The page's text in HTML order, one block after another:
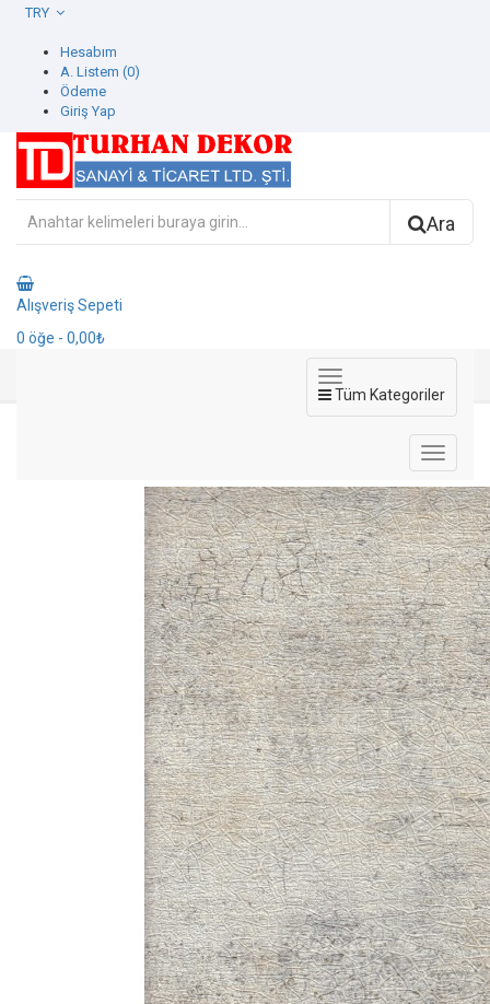
Hesabım
A. Listem (0)
Ödeme
Giriş Yap
Ara
Alışveriş Sepeti
0 öğe - 0,00₺
Tüm Kategoriler